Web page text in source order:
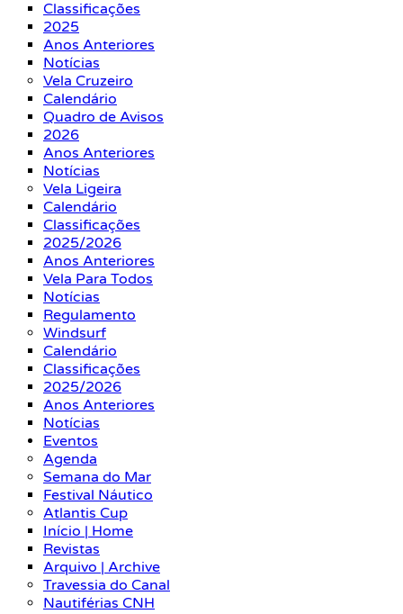
Classificações
2025
Anos Anteriores
Notícias
Vela Cruzeiro
Calendário
Quadro de Avisos
2026
Anos Anteriores
Notícias
Vela Ligeira
Calendário
Classificações
2025/2026
Anos Anteriores
Vela Para Todos
Notícias
Regulamento
Windsurf
Calendário
Classificações
2025/2026
Anos Anteriores
Notícias
Eventos
Agenda
Semana do Mar
Festival Náutico
Atlantis Cup
Início | Home
Revistas
Arquivo | Archive
Travessia do Canal
Nautiférias CNH